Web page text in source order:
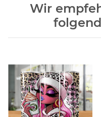
Wir